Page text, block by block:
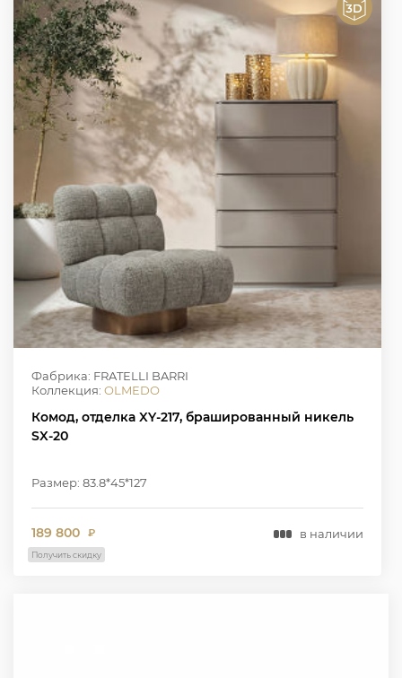
Фабрика: FRATELLI BARRI
Коллекция: OLMEDO
Комод, отделка XY-217, брашированный никель
SX-20
Размер: 83.8*45*127
189 800 ₽ в наличии
Получить скидку